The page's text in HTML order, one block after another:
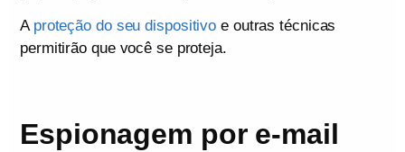
A proteção do seu dispositivo e outras técnicas
permitirão que você se proteja.
Espionagem por e-mail